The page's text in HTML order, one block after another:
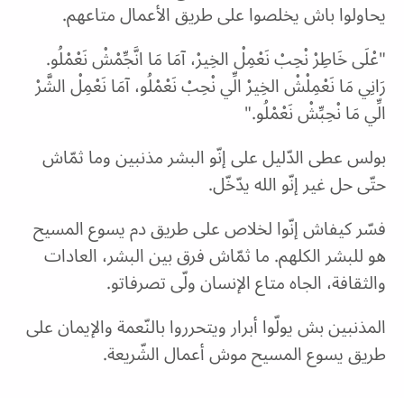
يحاولوا باش يخلصوا على طريق الأعمال متاعهم.
"عْلَى خَاطِرْ نْحِبْ نَعْمِلْ الخِيرْ، آمَا مَا انَّجِّمْشْ نَعْمْلُو.
رَانِي مَا نَعْمِلْشْ الخِيرْ الِّي نْحِبْ نَعْمْلُو، آمَا نَعْمِلْ الشَّرْ
الِّي مَا نْحِبِّشْ نَعْمْلُو."
بولس عطى الدّليل على إنّو البشر مذنبين وما ثمّاش
حتّى حل غير إنّو الله يدّخّل.
فسّر كيفاش إنّوا لخلاص على طريق دم يسوع المسيح
هو للبشر الكلهم. ما ثمّاش فرق بين البشر، العادات
والثقافة، الجاه متاع الإنسان ولّى تصرفاتو.
المذنبين بش يولّوا أبرار ويتحرروا بالنّعمة والإيمان على
طريق يسوع المسيح موش أعمال الشّريعة.